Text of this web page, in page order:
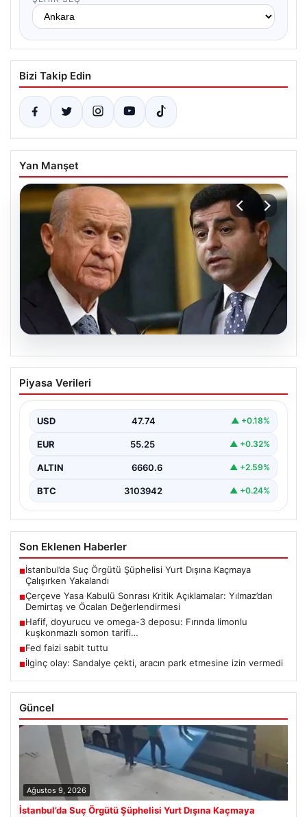
Bizi Takip Edin
Yan Manşet
Çerçeve Yasa Kabulü Sonrası Kritik
Açıklamalar: Yılmaz’dan Demirtaş ve
Türkiye Büyük Millet Meclisi Adalet Komisyonu’nda
görüşmelerin…
Piyasa Verileri
USD 47.74 ▲ +0.18%
EUR 55.25 ▲ +0.32%
ALTIN 6660.6 ▲ +2.59%
BTC 3103942 ▲ +0.24%
Son Eklenen Haberler
■İstanbul’da Suç Örgütü Şüphelisi Yurt Dışına Kaçmaya
Çalışırken Yakalandı
■Çerçeve Yasa Kabulü Sonrası Kritik Açıklamalar: Yılmaz’dan
Demirtaş ve Öcalan Değerlendirmesi
■Hafif, doyurucu ve omega-3 deposu: Fırında limonlu
kuşkonmazlı somon tarifi…
■Fed faizi sabit tuttu
■İlginç olay: Sandalye çekti, aracın park etmesine izin vermedi
Güncel
Ağustos 9, 2026
İstanbul’da Suç Örgütü Şüphelisi Yurt Dışına Kaçmaya